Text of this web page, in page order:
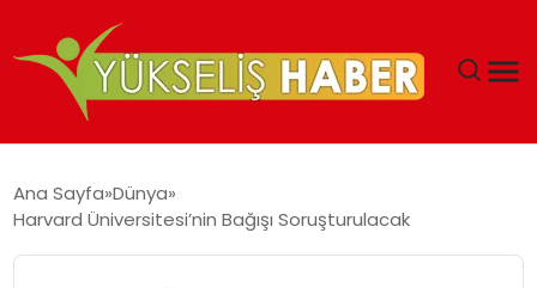
MALIYETLERINI AZALTIYOR’
Ana Sayfa Dünya
Harvard Üniversitesi’nin Bağışı Soruşturulacak